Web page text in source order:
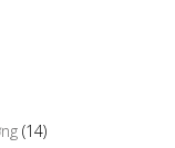
(14)